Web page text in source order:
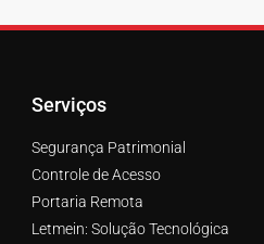
Serviços
Segurança Patrimonial
Controle de Acesso
Portaria Remota
Letmein: Solução Tecnológica